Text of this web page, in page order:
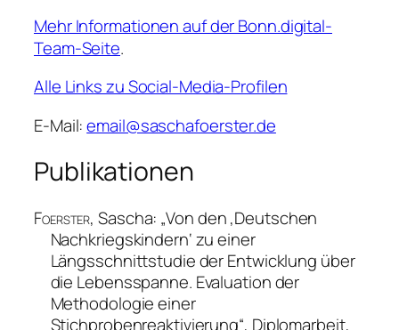
Mehr Informationen auf der Bonn.digital-
Team-Seite.
Alle Links zu Social-Media-Profilen
E-Mail:email@saschafoerster.de
Publikationen
Foerster, Sascha: „Von den ‚Deutschen
Nachkriegskindern‘ zu einer
Längsschnittstudie der Entwicklung über
die Lebensspanne. Evaluation der
Methodologie einer
Stichprobenreaktivierung“, Diplomarbeit,